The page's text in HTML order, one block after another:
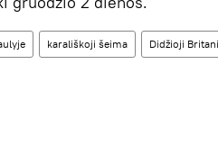
karališkoji šeima Didžioji